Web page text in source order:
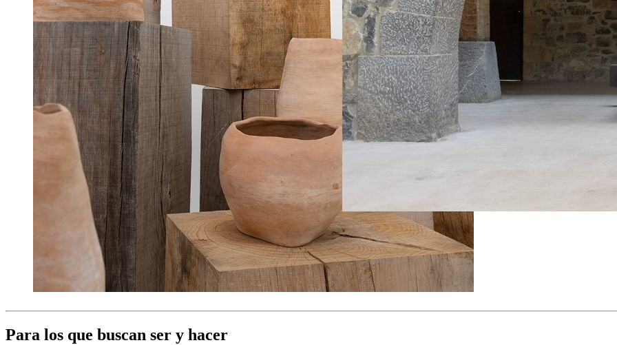
Para los que buscan ser y hacer